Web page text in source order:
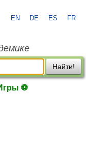
EN DE ES FR
Найти!
⚽